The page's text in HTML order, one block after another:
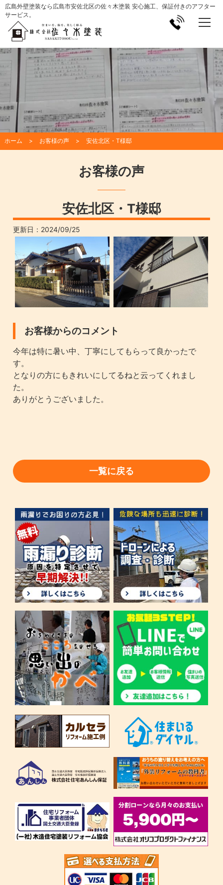
広島外壁塗装なら広島市安佐北区の佐々木塗装 安心施工、保証付きのアフター
サービス。
ホーム お客様の声 安佐北区・T様邸
お客様の声
安佐北区・T様邸
更新日： 2024/09/25
お客様からのコメント
今年は特に暑い中、丁寧にしてもらって良かったで
す。
となりの方にもきれいにしてるねと云ってくれまし
た。
ありがとうございました。
一覧に戻る